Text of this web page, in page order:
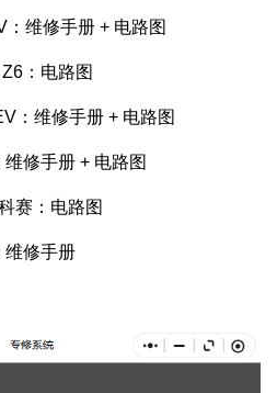
：维修手册 + 电路图
Z6 ：电路图
：维修手册 + 电路图
维修手册 + 电路图
赛：电路图
维修手册